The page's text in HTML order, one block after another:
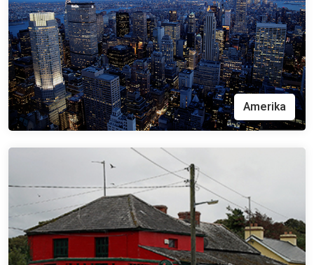
Amerika